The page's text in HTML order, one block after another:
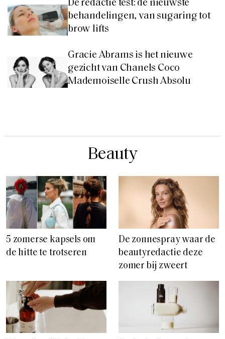
De redactie test: de nieuwste
behandelingen, van sugaring tot
brow lifts
Gracie Abrams is het nieuwe
gezicht van Chanels Coco
Mademoiselle Crush Absolu
Beauty
5 zomerse kapsels om
de hitte te trotseren
De zonnespray waar de
beautyredactie deze
zomer bij zweert